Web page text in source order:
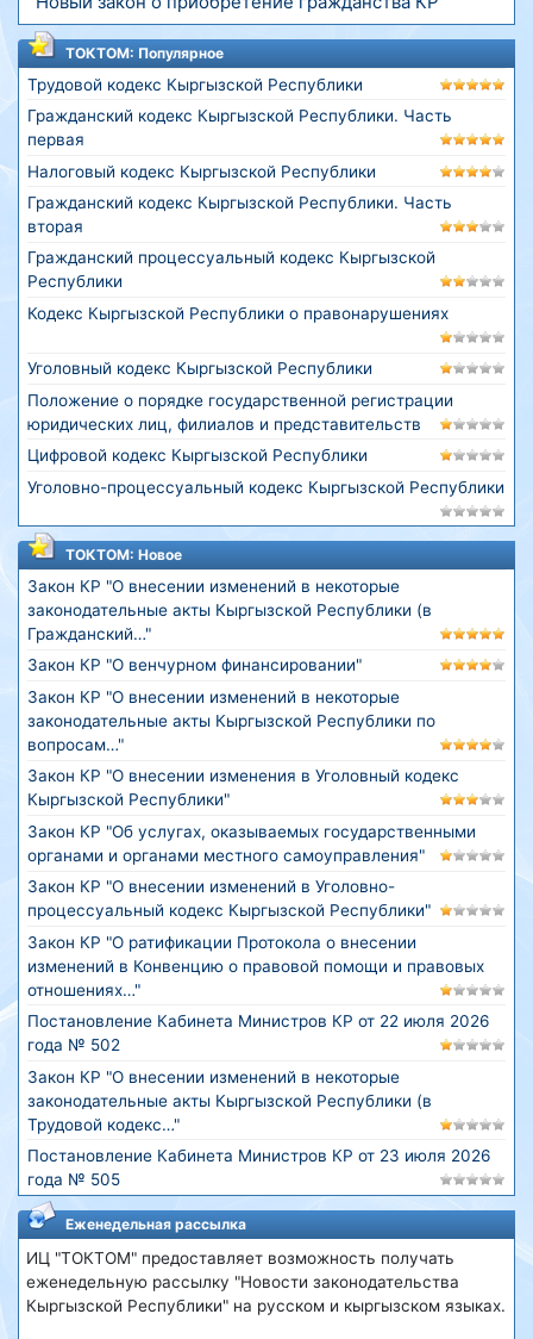
ТОКТОМ: Популярное
Трудовой кодекс Кыргызской Республики
Гражданский кодекс Кыргызской Республики. Часть
первая
Налоговый кодекс Кыргызской Республики
Гражданский кодекс Кыргызской Республики. Часть
вторая
Гражданский процессуальный кодекс Кыргызской
Республики
Кодекс Кыргызской Республики о правонарушениях
Уголовный кодекс Кыргызской Республики
Положение о порядке государственной регистрации
юридических лиц, филиалов и представительств
Цифровой кодекс Кыргызской Республики
Уголовно-процессуальный кодекс Кыргызской Республики
ТОКТОМ: Новое
Закон КР "О внесении изменений в некоторые
законодательные акты Кыргызской Республики (в
Гражданский…"
Закон КР "О венчурном финансировании"
Закон КР "О внесении изменений в некоторые
законодательные акты Кыргызской Республики по
вопросам…"
Закон КР "О внесении изменения в Уголовный кодекс
Кыргызской Республики"
Закон КР "Об услугах, оказываемых государственными
органами и органами местного самоуправления"
Закон КР "О внесении изменений в Уголовно-
процессуальный кодекс Кыргызской Республики"
Закон КР "О ратификации Протокола о внесении
изменений в Конвенцию о правовой помощи и правовых
отношениях…"
Постановление Кабинета Министров КР от 22 июля 2026
года № 502
Закон КР "О внесении изменений в некоторые
законодательные акты Кыргызской Республики (в
Трудовой кодекс…"
Постановление Кабинета Министров КР от 23 июля 2026
года № 505
Еженедельная рассылка
ИЦ "ТОКТОМ" предоставляет возможность получать
еженедельную рассылку "Новости законодательства
Кыргызской Республики" на русском и кыргызском языках.